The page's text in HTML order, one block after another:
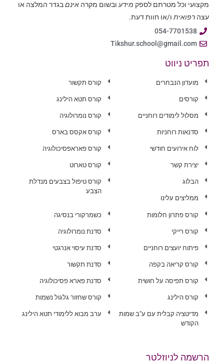
מקצועי וכל מטרתם לספק מידע ובשום מקרה אינםבגדר המלצה או
עצה רפואית ו/או חוות דעת.
054-7701538
Tikshur.school@gmail.com
תפריט ניווט
מועדון הנבחרים
קורסים
מסלול לימודים רוחניים
סדנאות רוחניות
לוח אירועים חודשי
יצירת קשר
הבלוג
ממליצים עלינו
קורס תקשור
קורס תטא הילינג
קורס נומרולוגיה
קורס אקסס בארס
קורס פאראפסיכולוגיה
קורס טארוט
קורס טיפול בצבעים מנדלת
הצבע
קורס פתרון חלומות
קורס רייקי
פיתוח יועצים רוחניים
קורס קריאה בקפה
קורס תפיסה על חושית
קורס הילינג
מדיטציה קבלית עם ע"ב שמות
הקודש
כשמרקורי בנסיגה
סדנת נומרולוגיה
סדנת עיסוי אנרגטי
סדנת תקשור
סדנת פארא פסיכולוגיה
קורס שחזור גלגול נשמות
ערב מבוא ללימודי תטא הילינג
הרשמה לניוזלטר